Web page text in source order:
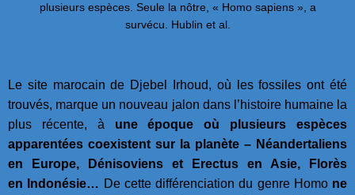
plusieurs espèces. Seule la nôtre, « Homo sapiens », a
survécu. Hublin et al.
Le site marocain de Djebel Irhoud, où les fossiles ont été
trouvés, marque un nouveau jalon dans l’histoire humaine la
plus récente, à une époque où plusieurs espèces
apparentées coexistent sur la planète – Néandertaliens
en Europe, Dénisoviens et Erectus en Asie, Florès
en Indonésie… De cette différenciation du genre Homo ne